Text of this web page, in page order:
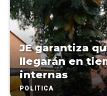
JE garantiza
llegarán en
internas
POLÍTICA